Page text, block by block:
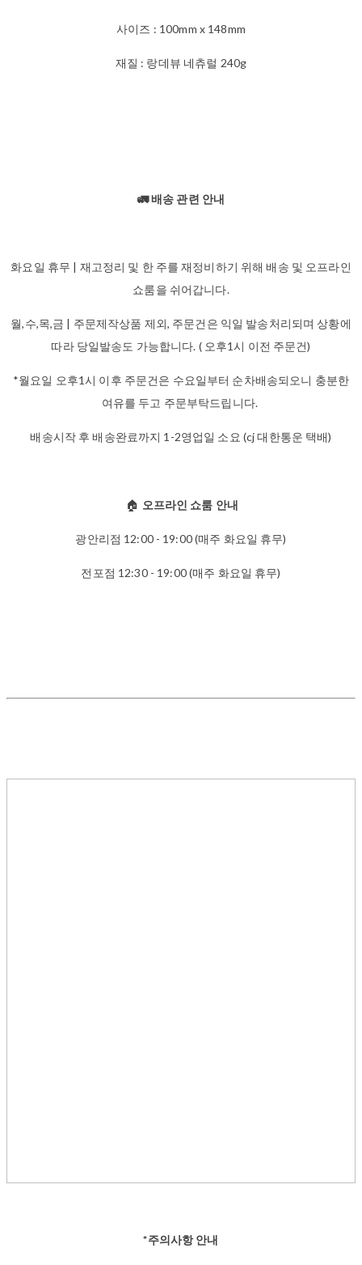
사이즈 : 100mm x 148mm
재질 : 랑데뷰 네츄럴 240g
🚛 배송 관련 안내
화요일 휴무 | 재고정리 및 한 주를 재정비하기 위해 배송 및 오프라인
쇼룸을 쉬어갑니다.
월,수,목,금 | 주문제작상품 제외, 주문건은 익일 발송처리되며 상황에
따라 당일발송도 가능합니다. ( 오후1시 이전 주문건)
*월요일 오후1시 이후 주문건은 수요일부터 순차배송되오니 충분한
여유를 두고 주문부탁드립니다.
배송시작 후 배송완료까지 1-2영업일 소요 (cj 대한통운 택배)
🏠 오프라인 쇼룸 안내
광안리점 12:00 - 19:00 (매주 화요일 휴무)
전포점 12:30 - 19:00 (매주 화요일 휴무)
*주의사항 안내